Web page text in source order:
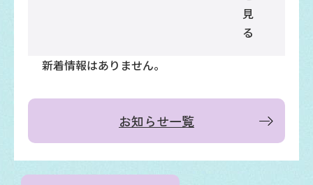
見
る
新着情報はありません。
お知らせ一覧